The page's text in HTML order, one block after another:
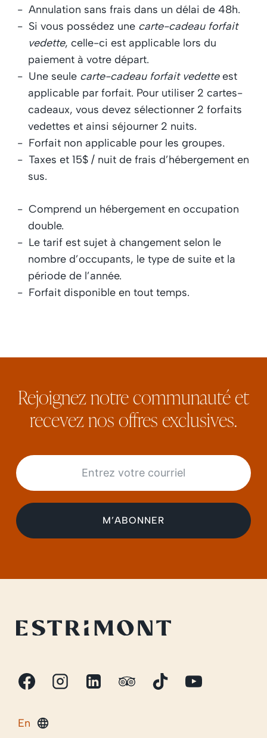
Annulation sans frais dans un délai de 48h.
Si vous possédez une carte-cadeau forfait
vedette, celle-ci est applicable lors du
paiement à votre départ.
Une seule carte-cadeau forfait vedetteest
applicable par forfait. Pour utiliser 2 cartes-
cadeaux, vous devez sélectionner 2 forfaits
vedettes et ainsi séjourner 2 nuits.
Forfait non applicable pour les groupes.
Taxes et 15$ / nuit de frais d’hébergement en
sus.
Comprend un hébergement en occupation
double.
Le tarif est sujet à changement selon le
nombre d’occupants, le type de suite et la
période de l’année.
Forfait disponible en tout temps.
Rejoignez notre communauté et
recevez nos offres exclusives.
Inscription Infolettre (FR)
M’ABONNER
En